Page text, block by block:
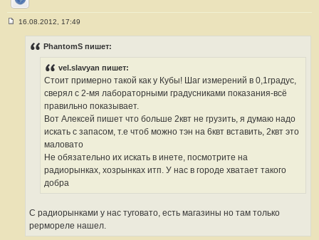
Сайт
16.08.2012, 17:49
PhantomS пишет:
vel.slavyan пишет:
Стоит примерно такой как у Кубы! Шаг измерений в 0,1градус,
сверял с 2-мя лабораторными градусниками показания-всё
правильно показывает.
Вот Алексей пишет что больше 2квт не грузить, я думаю надо
искать с запасом, т.е чтоб можно тэн на 6квт вставить, 2квт это
маловато
Не обязательно их искать в инете, посмотрите на
радиорынках, хозрынках итп. У нас в городе хватает такого
добра
С радиорынками у нас туговато, есть магазины но там только
рермореле нашел.